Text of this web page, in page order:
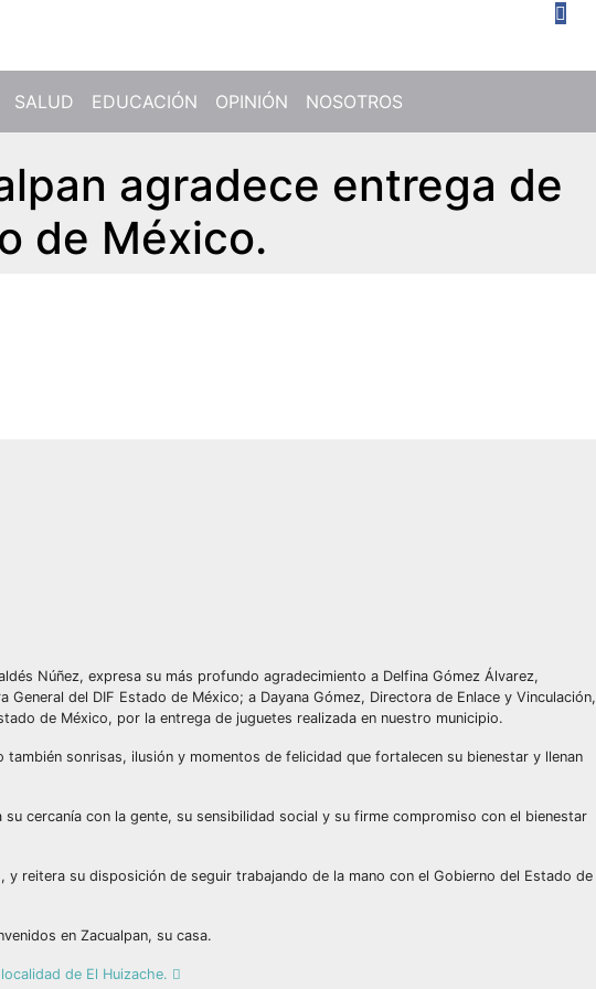
SALUD EDUCACIÓN OPINIÓN NOSOTROS
agradece entrega de
de México.
Núñez, expresa su más profundo agradecimiento a Delfina Gómez Álvarez,
del DIF Estado de México; a Dayana Gómez, Directora de Enlace y Vinculación,
de México, por la entrega de juguetes realizada en nuestro municipio.
sonrisas, ilusión y momentos de felicidad que fortalecen su bienestar y llenan
cercanía con la gente, su sensibilidad social y su firme compromiso con el bienestar
reitera su disposición de seguir trabajando de la mano con el Gobierno del Estado de
en Zacualpan, su casa.
de El Huizache.